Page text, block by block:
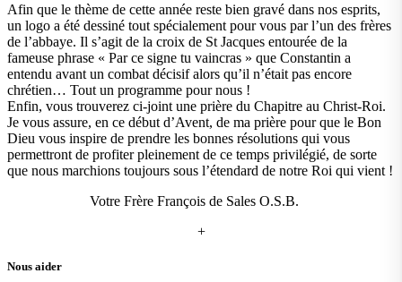
Afin que le thème de cette année reste bien gravé dans nos esprits,
un logo a été dessiné tout spécialement pour vous par l’un des frères
de l’abbaye. Il s’agit de la croix de St Jacques entourée de la
fameuse phrase « Par ce signe tu vaincras » que Constantin a
entendu avant un combat décisif alors qu’il n’était pas encore
chrétien… Tout un programme pour nous !
Enfin, vous trouverez ci-joint une prière du Chapitre au Christ-Roi.
Je vous assure, en ce début d’Avent, de ma prière pour que le Bon
Dieu vous inspire de prendre les bonnes résolutions qui vous
permettront de profiter pleinement de ce temps privilégié, de sorte
que nous marchions toujours sous l’étendard de notre Roi qui vient !
Votre Frère François de Sales O.S.B.
+
Nous aider